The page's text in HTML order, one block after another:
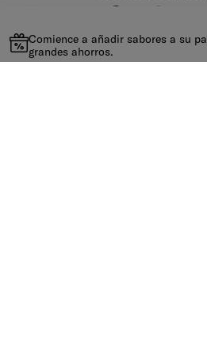
Comience a añadir sabores a su
grandes ahorros.
waterdrop®